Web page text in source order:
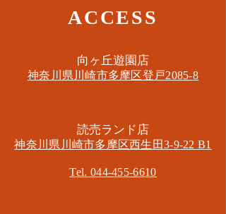
ACCESS
​向ヶ丘遊園店
神奈川県川崎市多摩区​登戸2085-8
​読売ランド店
神奈川県川崎市多摩区​西生田3-9-22 B1
Tel. 044-455-6610